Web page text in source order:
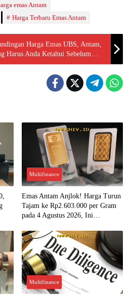
emas Antam
Harga Terbaru Emas Antam
Harga Emas UBS, Antam,
Harus Anda Ketahui Sebelum
Multifinance
Emas Antam Anjlok! Harga Turun
Tajam ke Rp2.603.000 per Gram
pada 4 Agustus 2026, Ini
Multifinance